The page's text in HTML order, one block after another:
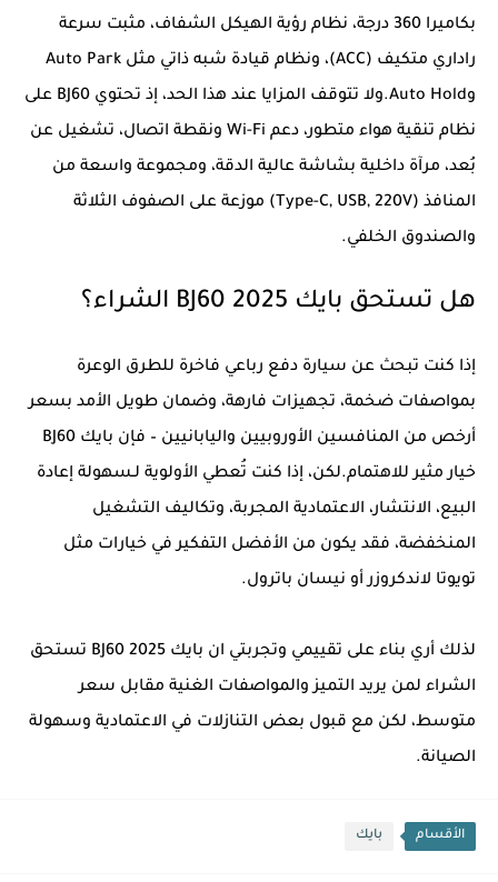
بكاميرا 360 درجة، نظام رؤية الهيكل الشفاف، مثبت سرعة
راداري متكيف (ACC)، ونظام قيادة شبه ذاتي مثل Auto Park
وAuto Hold.ولا تتوقف المزايا عند هذا الحد، إذ تحتوي BJ60 على
نظام تنقية هواء متطور، دعم Wi-Fi ونقطة اتصال، تشغيل عن
بُعد، مرآة داخلية بشاشة عالية الدقة، ومجموعة واسعة من
المنافذ (Type-C, USB, 220V) موزعة على الصفوف الثلاثة
والصندوق الخلفي.
هل تستحق بايك BJ60 2025 الشراء؟
إذا كنت تبحث عن سيارة دفع رباعي فاخرة للطرق الوعرة
بمواصفات ضخمة، تجهيزات فارهة، وضمان طويل الأمد بسعر
أرخص من المنافسين الأوروبيين واليابانيين – فإن بايك BJ60
خيار مثير للاهتمام.لكن، إذا كنت تُعطي الأولوية لـسهولة إعادة
البيع، الانتشار، الاعتمادية المجربة، وتكاليف التشغيل
المنخفضة، فقد يكون من الأفضل التفكير في خيارات مثل
تويوتا لاندكروزر أو نيسان باترول.
لذلك أري بناء على تقييمي وتجربتي ان بايك BJ60 2025 تستحق
الشراء لمن يريد التميز والمواصفات الغنية مقابل سعر
متوسط، لكن مع قبول بعض التنازلات في الاعتمادية وسهولة
الصيانة.
الأقسام بايك